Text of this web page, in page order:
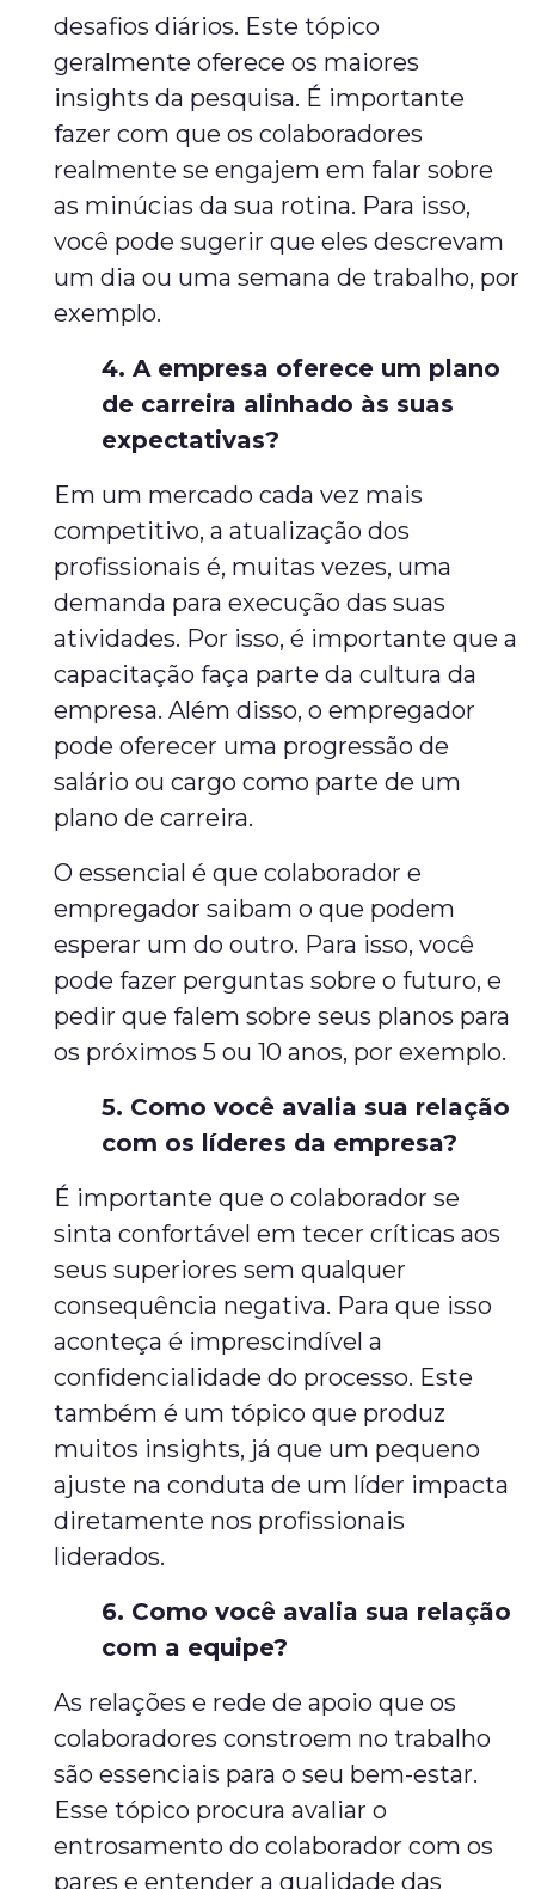
desafios diários. Este tópico
geralmente oferece os maiores
insights da pesquisa. É importante
fazer com que os colaboradores
realmente se engajem em falar sobre
as minúcias da sua rotina. Para isso,
você pode sugerir que eles descrevam
um dia ou uma semana de trabalho, por
exemplo.
4. A empresa oferece um plano
de carreira alinhado às suas
expectativas?
Em um mercado cada vez mais
competitivo, a atualização dos
profissionais é, muitas vezes, uma
demanda para execução das suas
atividades. Por isso, é importante que a
capacitação faça parte da cultura da
empresa. Além disso, o empregador
pode oferecer uma progressão de
salário ou cargo como parte de um
plano de carreira.
O essencial é que colaborador e
empregador saibam o que podem
esperar um do outro. Para isso, você
pode fazer perguntas sobre o futuro, e
pedir que falem sobre seus planos para
os próximos 5 ou 10 anos, por exemplo.
5. Como você avalia sua relação
com os líderes da empresa?
É importante que o colaborador se
sinta confortável em tecer críticas aos
seus superiores sem qualquer
consequência negativa. Para que isso
aconteça é imprescindível a
confidencialidade do processo. Este
também é um tópico que produz
muitos insights, já que um pequeno
ajuste na conduta de um líder impacta
diretamente nos profissionais
liderados.
6. Como você avalia sua relação
com a equipe?
As relações e rede de apoio que os
colaboradores constroem no trabalho
são essenciais para o seu bem-estar.
Esse tópico procura avaliar o
entrosamento do colaborador com os
pares e entender a qualidade das